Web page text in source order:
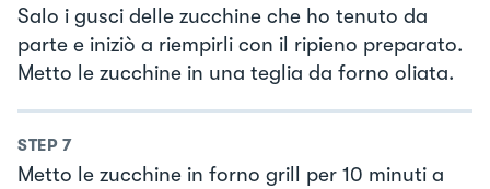
Salo i gusci delle zucchine che ho tenuto da
parte e iniziò a riempirli con il ripieno preparato.
Metto le zucchine in una teglia da forno oliata.
STEP 7
Metto le zucchine in forno grill per 10 minuti a